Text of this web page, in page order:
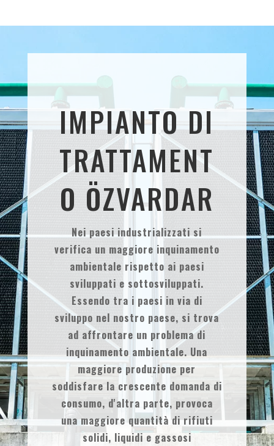
IMPIANTO DI
TRATTAMENT
O ÖZVARDAR
Nei paesi industrializzati si
verifica un maggiore inquinamento
ambientale rispetto ai paesi
sviluppati e sottosviluppati.
Essendo tra i paesi in via di
sviluppo nel nostro paese, si trova
ad affrontare un problema di
inquinamento ambientale. Una
maggiore produzione per
soddisfare la crescente domanda di
consumo, d'altra parte, provoca
una maggiore quantità di rifiuti
solidi, liquidi e gassosi